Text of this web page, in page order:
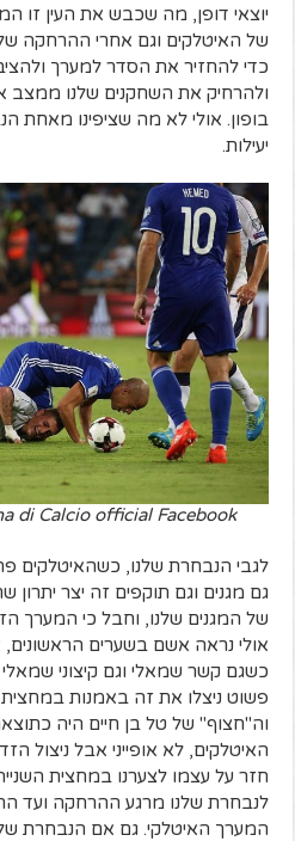
יוצאי דופן, מה שכבש את העין זו
של האיטלקים וגם אחרי ההרחקה של
כדי להחזיר את הסדר למערך
ולהרחיק את השחקנים שלנו ממצב
בופון. אולי לא מה שציפינו מאחת
יעילות.
di Calcio official Facebook
לגבי הנבחרת שלנו, כשהאיטלקים
גם מגנים וגם תוקפים זה יצר
של המגנים שלנו, וחבל כי המערך
אולי נראה אשם בשערים
כשגם קשר שמאלי וגם קיצוני שמאלי
פשוט ניצלו את זה באמנות
וה"חצוף" של טל בן חיים היה
האיטלקים, לא אופייני אבל ניצול
חזר על עצמו לצערנו במחצית
לנבחרת שלנו מרגע ההרחקה ועד
המערך האיטלקי. גם אם הנבחרת